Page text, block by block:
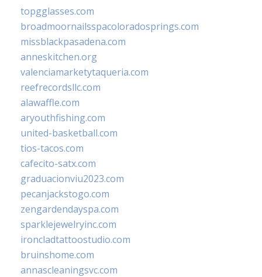
topgglasses.com
broadmoornailsspacoloradosprings.com
missblackpasadena.com
anneskitchen.org
valenciamarketytaqueria.com
reefrecordsllc.com
alawaffle.com
aryouthfishing.com
united-basketball.com
tios-tacos.com
cafecito-satx.com
graduacionviu2023.com
pecanjackstogo.com
zengardendayspa.com
sparklejewelryinc.com
ironcladtattoostudio.com
bruinshome.com
annascleaningsvc.com